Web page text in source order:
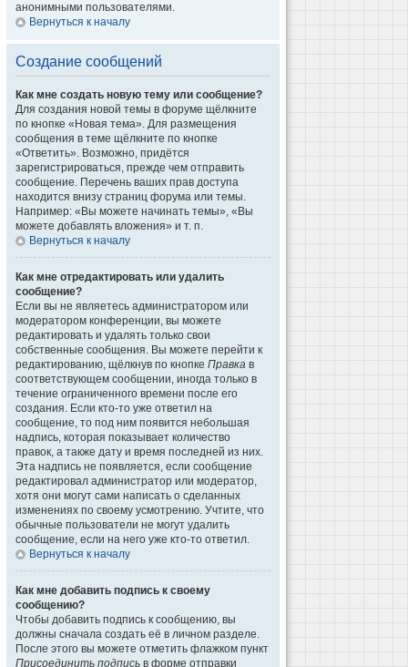
анонимными пользователями.
Вернуться к началу
Создание сообщений
Как мне создать новую тему или сообщение?
Для создания новой темы в форуме щёлкните
по кнопке «Новая тема». Для размещения
сообщения в теме щёлкните по кнопке
«Ответить». Возможно, придётся
зарегистрироваться, прежде чем отправить
сообщение. Перечень ваших прав доступа
находится внизу страниц форума или темы.
Например: «Вы можете начинать темы», «Вы
можете добавлять вложения» и т. п.
Вернуться к началу
Как мне отредактировать или удалить
сообщение?
Если вы не являетесь администратором или
модератором конференции, вы можете
редактировать и удалять только свои
собственные сообщения. Вы можете перейти к
редактированию, щёлкнув по кнопке Правка в
соответствующем сообщении, иногда только в
течение ограниченного времени после его
создания. Если кто-то уже ответил на
сообщение, то под ним появится небольшая
надпись, которая показывает количество
правок, а также дату и время последней из них.
Эта надпись не появляется, если сообщение
редактировал администратор или модератор,
хотя они могут сами написать о сделанных
изменениях по своему усмотрению. Учтите, что
обычные пользователи не могут удалить
сообщение, если на него уже кто-то ответил.
Вернуться к началу
Как мне добавить подпись к своему
сообщению?
Чтобы добавить подпись к сообщению, вы
должны сначала создать её в личном разделе.
После этого вы можете отметить флажком пункт
Присоединить подпись в форме отправки